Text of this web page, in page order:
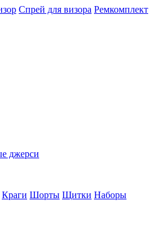
Спрей для визора Ремкомплект
джерси
Краги Шорты Щитки Наборы